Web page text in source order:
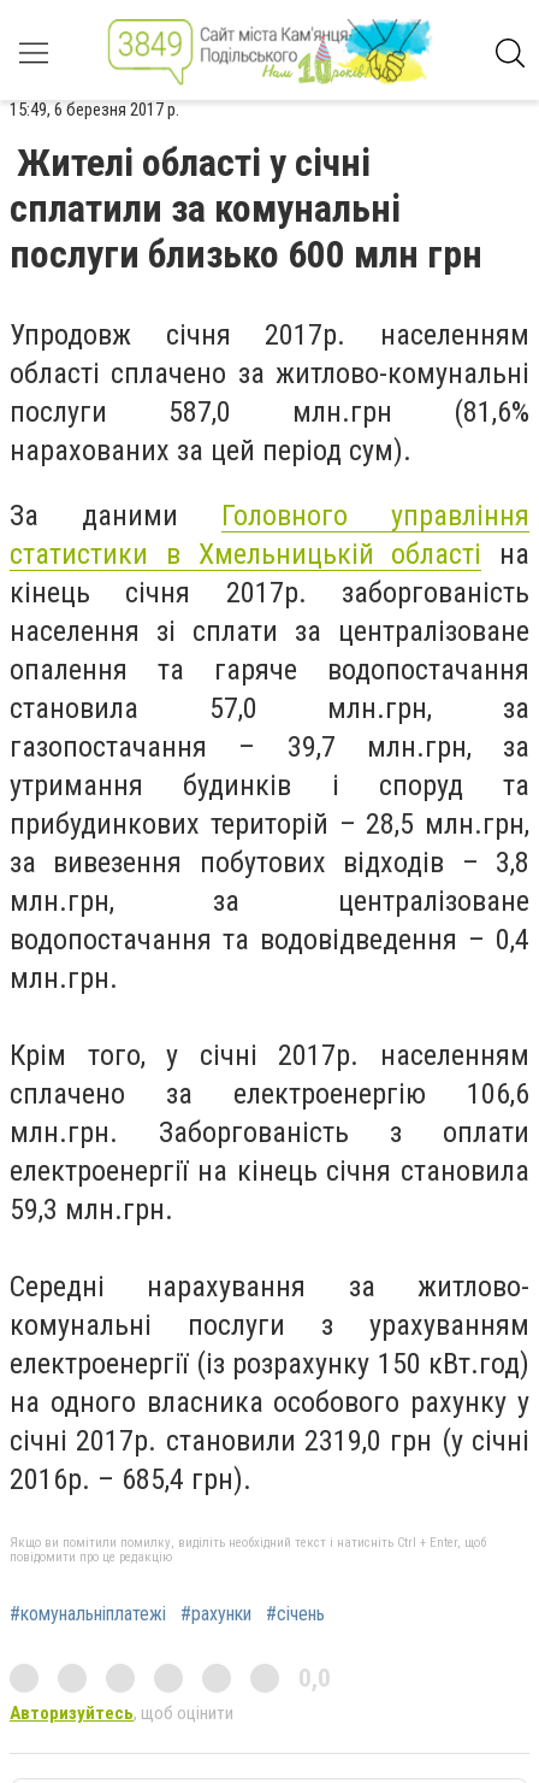
15:49, 6 березня 2017 р.
Жителі області у січні
сплатили за комунальні
послуги близько 600 млн грн
Упродовж січня 2017р. населенням
області сплачено за житлово-комунальні
послуги 587,0 млн.грн (81,6%
нарахованих за цей період сум).
За даними Головного управління
статистики в Хмельницькій області на
кінець січня 2017р. заборгованість
населення зі сплати за централізоване
опалення та гаряче водопостачання
становила 57,0 млн.грн, за
газопостачання – 39,7 млн.грн, за
утримання будинків і споруд та
прибудинкових територій – 28,5 млн.грн,
за вивезення побутових відходів – 3,8
млн.грн, за централізоване
водопостачання та водовідведення – 0,4
млн.грн.
Крім того, у січні 2017р. населенням
сплачено за електроенергію 106,6
млн.грн. Заборгованість з оплати
електроенергії на кінець січня становила
59,3 млн.грн.
Середні нарахування за житлово-
комунальні послуги з урахуванням
електроенергії (із розрахунку 150 кВт.год)
на одного власника особового рахунку у
січні 2017р. становили 2319,0 грн (у січні
2016р. – 685,4 грн).
Якщо ви помітили помилку, виділіть необхідний текст і натисніть Ctrl + Enter, щоб
повідомити про це редакцію
#комунальніплатежі #рахунки #січень
0,0
Авторизуйтесь, щоб оцінити